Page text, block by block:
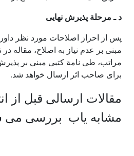
د ـ مرحلة پذیرش نهایی
پس از احراز اصلاحات مورد نظر
مبنی بر عدم نیاز به اصلاح، مقاله
مراتب، طی نامة کتبی مبنی بر
برای صاحب اثر ارسال خواهد شد.
مقالات ارسالی قبل از
مشابه یاب بررسی می